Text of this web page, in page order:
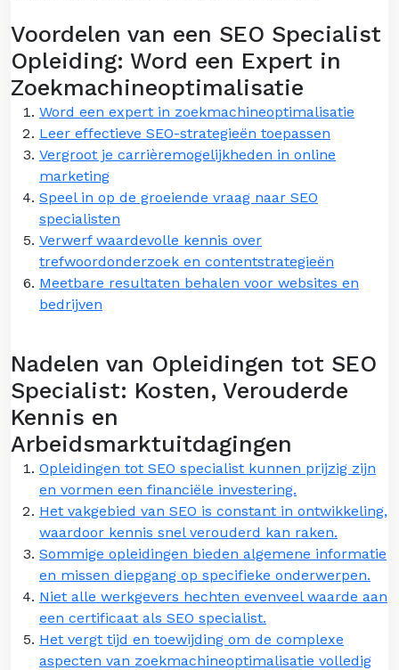
Voordelen van een SEO Specialist
Opleiding: Word een Expert in
Zoekmachineoptimalisatie
Word een expert in zoekmachineoptimalisatie
Leer effectieve SEO-strategieën toepassen
Vergroot je carrièremogelijkheden in online
marketing
Speel in op de groeiende vraag naar SEO
specialisten
Verwerf waardevolle kennis over
trefwoordonderzoek en contentstrategieën
Meetbare resultaten behalen voor websites en
bedrijven
Nadelen van Opleidingen tot SEO
Specialist: Kosten, Verouderde
Kennis en
Arbeidsmarktuitdagingen
Opleidingen tot SEO specialist kunnen prijzig zijn
en vormen een financiële investering.
Het vakgebied van SEO is constant in ontwikkeling,
waardoor kennis snel verouderd kan raken.
Sommige opleidingen bieden algemene informatie
en missen diepgang op specifieke onderwerpen.
Niet alle werkgevers hechten evenveel waarde aan
een certificaat als SEO specialist.
Het vergt tijd en toewijding om de complexe
aspecten van zoekmachineoptimalisatie volledig